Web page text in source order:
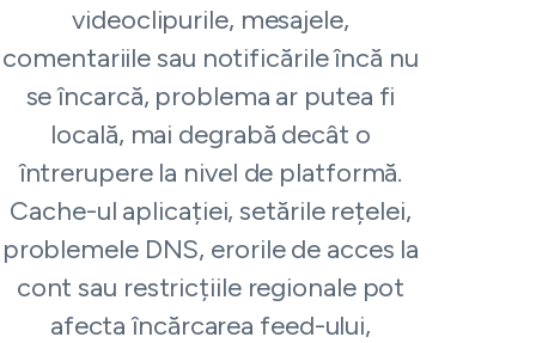
videoclipurile, mesajele,
comentariile sau notificările încă nu
se încarcă, problema ar putea fi
locală, mai degrabă decât o
întrerupere la nivel de platformă.
Cache-ul aplicației, setările rețelei,
problemele DNS, erorile de acces la
cont sau restricțiile regionale pot
afecta încărcarea feed-ului,